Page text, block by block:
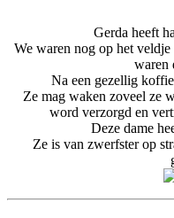
Gerda heeft
We waren nog op het
waren
Na een gezellig
Ze mag waken zoveel ze
word verzorgd en
Deze dame
Ze is van zwerfster op